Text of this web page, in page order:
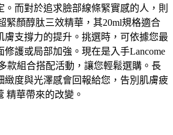
。而對於追求臉部線條緊實感的人，則
緊顏醇肽三效精華，其20ml規格適合
膚支撐力的提升。挑選時，可依據您最
護或局部加強。現在是入手Lancome
款組合搭配活動，讓您輕鬆選購。長
緻度與光澤感會回報給您，告別肌膚疲
精華帶來的改變。